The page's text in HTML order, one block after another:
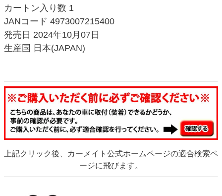
カートン入り数 1
JANコード 4973007215400
発売日 2024年10月07日
生産国 日本(JAPAN)
上記クリック後、カーメイト公式ホームページの適合検索ペ
ージに飛びます。